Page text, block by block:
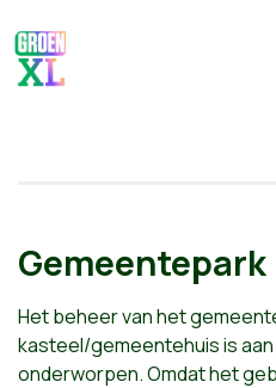
Gemeentepark
Het beheer van het
kasteel/gemeentehuis is
onderworpen. Omdat het